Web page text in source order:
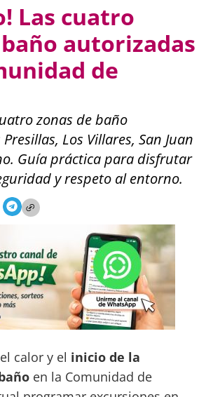
Las cuatro
autorizadas
de
zonas de baño
Los Villares, San Juan
Guía práctica para disfrutar
y respeto al entorno.
calor y el inicio de la
en la Comunidad de